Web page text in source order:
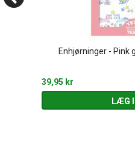
Enhjørninger -
39,95 kr
LÆG